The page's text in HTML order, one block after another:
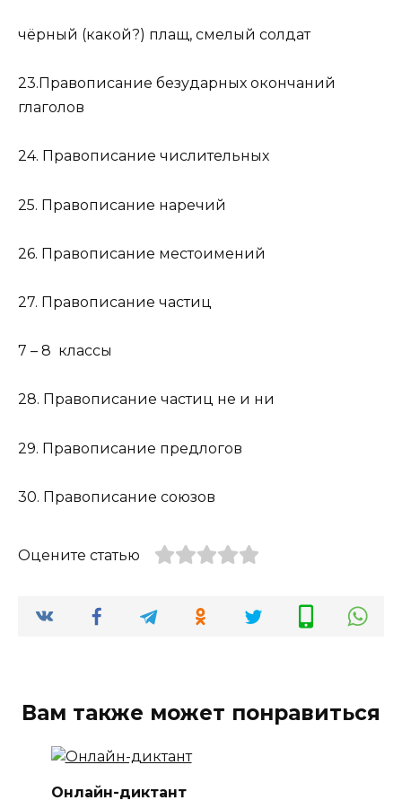
чёрный (какой?) плащ, смелый солдат
23.Правописание безударных окончаний
глаголов
24. Правописание числительных
25. Правописание наречий
26. Правописание местоимений
27. Правописание частиц
7 – 8 классы
28. Правописание частиц не и ни
29. Правописание предлогов
30. Правописание союзов
Оцените статью
Вам также может понравиться
Онлайн-диктант